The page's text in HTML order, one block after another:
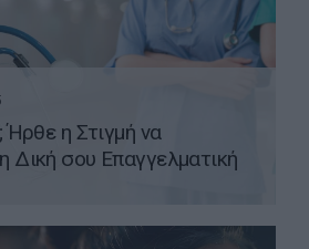
Ήρθε η Στιγμή να
Δική σου Επαγγελματική